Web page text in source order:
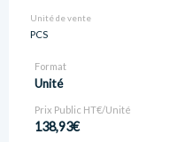
Unité de vente
PCS
Format
Unité
Prix Public HT€/Unité
138,93€